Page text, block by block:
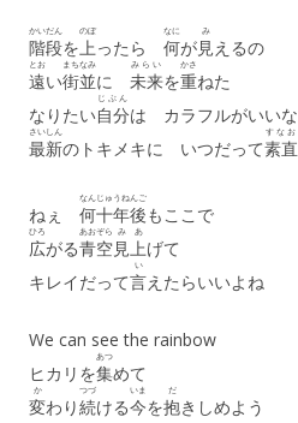
階段
かいだん
を上
のぼ
ったら 何
なに
が見
み
えるの
遠
とお
い街並
まちなみ
に 未来
みらい
を重
かさ
ねた
なりたい自分
じぶん
は カラフルがいいな
最新
さいしん
のトキメキに いつだって素直
すなお
ねぇ 何十年後
なんじゅうねんご
もここで
広
ひろ
がる青空
あおぞら
見
み
上
あ
げて
キレイだって言
い
えたらいいよね
We can see the rainbow
ヒカリを集
あつ
めて
変
か
わり続
つづ
ける今
いま
を抱
だ
きしめよう